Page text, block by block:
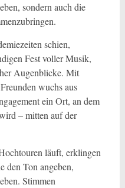
sondern auch die
schien,
Fest voller Musik,
Augenblicke. Mit
wuchs aus
ein Ort, an dem
– mitten auf der
läuft, erklingen
den Ton angeben,
Stimmen